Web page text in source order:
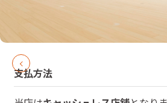
支払方法